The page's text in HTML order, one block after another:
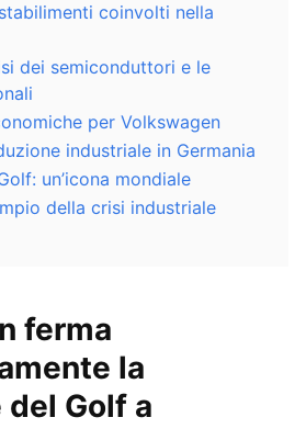
coinvolti nella
dei semiconduttori e le
per Volkswagen
industriale in Germania
un’icona mondiale
della crisi industriale
ferma
la
Golf a